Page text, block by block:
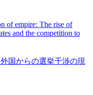
of empire: The rise of
and the competition to
国からの選挙干渉の現